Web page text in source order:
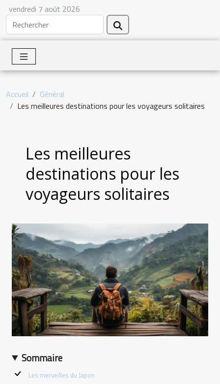
vendredi 7 août 2026
Accueil
Général
Les meilleures destinations pour les voyageurs solitaires
Les meilleures
destinations pour les
voyageurs solitaires
Sommaire
Les merveilles du Japon